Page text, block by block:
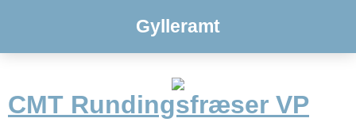
Gylleramt
CMT Rundingsfræser VP